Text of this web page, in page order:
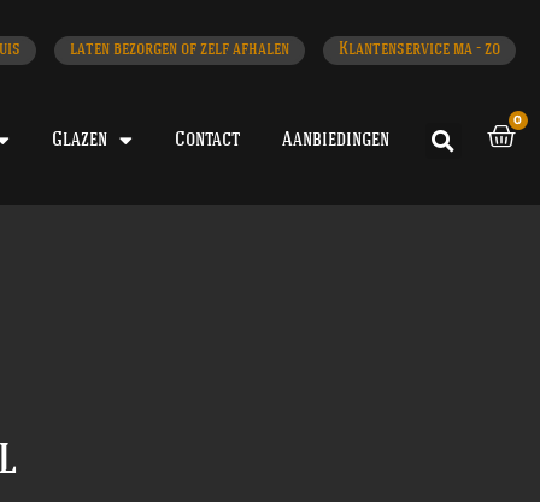
laten bezorgen of zelf afhalen Klantenservice ma - zo
Glazen Contact Aanbiedingen
0